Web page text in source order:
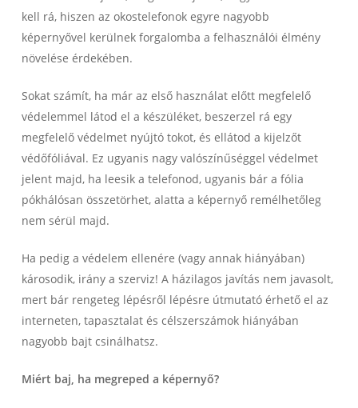
kell rá, hiszen az okostelefonok egyre nagyobb
képernyővel kerülnek forgalomba a felhasználói élmény
növelése érdekében.
Sokat számít, ha már az első használat előtt megfelelő
védelemmel látod el a készüléket, beszerzel rá egy
megfelelő védelmet nyújtó tokot, és ellátod a kijelzőt
védőfóliával. Ez ugyanis nagy valószínűséggel védelmet
jelent majd, ha leesik a telefonod, ugyanis bár a fólia
pókhálósan összetörhet, alatta a képernyő remélhetőleg
nem sérül majd.
Ha pedig a védelem ellenére (vagy annak hiányában)
károsodik, irány a szerviz! A házilagos javítás nem javasolt,
mert bár rengeteg lépésről lépésre útmutató érhető el az
interneten, tapasztalat és célszerszámok hiányában
nagyobb bajt csinálhatsz.
Miért baj, ha megreped a képernyő?